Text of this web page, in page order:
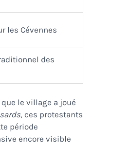
les Cévennes
des
le village a joué
, ces protestants
période
encore visible